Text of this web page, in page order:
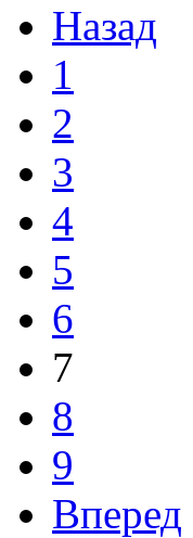
Назад
1
2
3
4
5
6
7
8
9
Вперед